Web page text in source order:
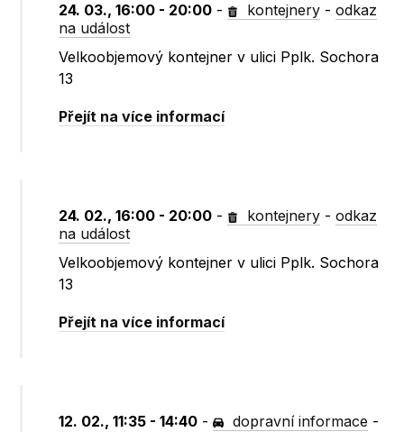
24. 03., 16:00 - 20:00 - kontejnery -odkaz
na událost
Velkoobjemový kontejner v ulici Pplk. Sochora
13
Přejít na více informací
24. 02., 16:00 - 20:00 - kontejnery -odkaz
na událost
Velkoobjemový kontejner v ulici Pplk. Sochora
13
Přejít na více informací
12. 02., 11:35 - 14:40 - dopravní informace -